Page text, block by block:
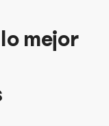
mejor